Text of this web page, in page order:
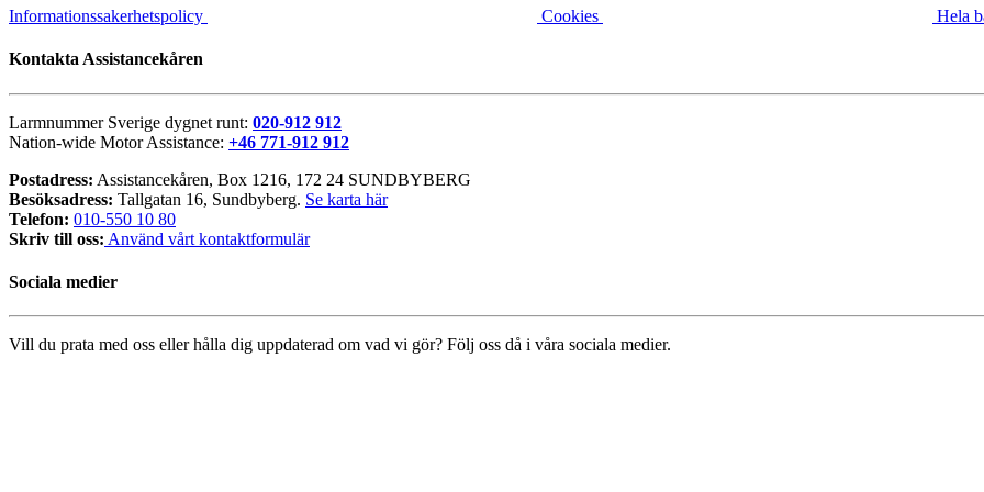
Informationssakerhetspolicy Cookies Hela
Kontakta Assistancekåren
Larmnummer Sverige dygnet runt: 020-912 912
Nation-wide Motor Assistance: +46 771-912 912
Postadress: Assistancekåren, Box 1216, 172 24 SUNDBYBERG
Besöksadress: Tallgatan 16, Sundbyberg. Se karta här
Telefon: 010-550 10 80
Skriv till oss: Använd vårt kontaktformulär
Sociala medier
Vill du prata med oss eller hålla dig uppdaterad om vad vi gör? Följ oss då i våra sociala medier.